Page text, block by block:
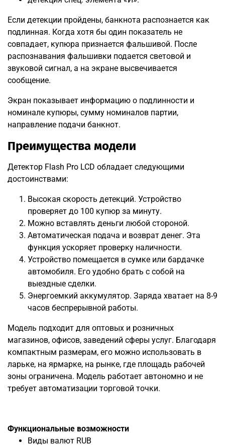
Если детекции пройдены, банкнота распознается как
подлинная. Когда хотя бы один показатель не
совпадает, купюра признается фальшивой. После
распознавания фальшивки подается световой и
звуковой сигнал, а на экране высвечивается
сообщение.
Экран показывает информацию о подлинности и
номинале купюры, сумму номиналов партии,
направление подачи банкнот.
Преимущества модели
Детектор Flash Pro LCD обладает следующими
достоинствами:
Высокая скорость детекций. Устройство
проверяет до 100 купюр за минуту.
Можно вставлять деньги любой стороной.
Автоматическая подача и возврат денег. Эта
функция ускоряет проверку наличности.
Устройство помещается в сумке или бардачке
автомобиля. Его удобно брать с собой на
выездные сделки.
Энергоемкий аккумулятор. Заряда хватает на 8-9
часов беспрерывной работы.
Модель подходит для оптовых и розничных
магазинов, офисов, заведений сферы услуг. Благодаря
компактным размерам, его можно использовать в
ларьке, на ярмарке, на рынке, где площадь рабочей
зоны ограничена. Модель работает автономно и не
требует автоматизации торговой точки.
Функциональные возможности
Виды валют RUB